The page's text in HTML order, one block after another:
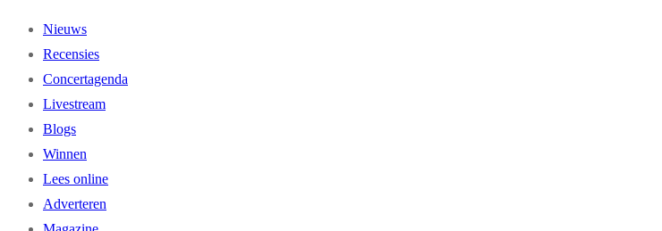
Nieuws
Recensies
Concertagenda
Livestream
Blogs
Winnen
Lees online
Adverteren